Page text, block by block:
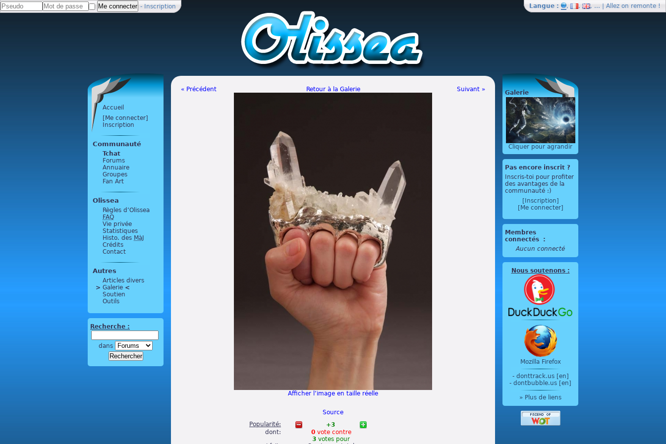
- Inscription Langue : , , , … | Allez on remonte !
Accueil
[Me connecter]
Inscription
Communauté
Tchat
Forums
Annuaire
Groupes
Fan Art
Olissea
Règles d’Olissea
FAQ
Vie privée
Statistiques
Histo. des MàJ
Crédits
Contact
Autres
Articles divers
> Galerie <
Soutien
Outils
Recherche :
dans
« Précédent Retour à la Galerie Suivant »
Afficher l’image en taille réelle
Source
Popularité:
+3
dont:
0votecontre
3 votes pour
Galerie
Cliquer pour agrandir
Pas encore inscrit ?
Inscris-toi pour profiter
des avantages de la
communauté :)
[Inscription]
[Me connecter]
Membres
connectés
:
Aucun connecté
Nous soutenons:
Mozilla Firefox
- donttrack.us [en]
- dontbubble.us [en]
» Plus de liens